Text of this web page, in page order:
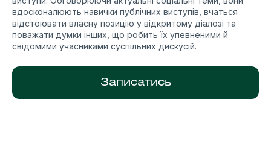
вдосконалюють навички публічних виступів, вчаться
відстоювати власну позицію у відкритому діалозі та
поважати думки інших, що робить їх упевненими й
свідомими учасниками суспільних дискусій.
Записатись